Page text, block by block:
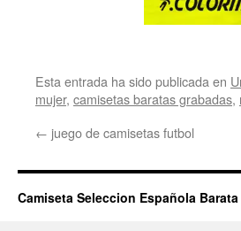
Esta entrada ha sido publicada en
mujer, camisetas baratas grabadas,
← juego de camisetas futbol
Camiseta Seleccion Española Barata